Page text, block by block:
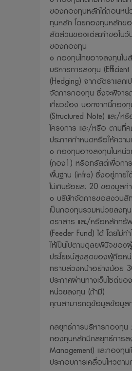
ของกองทุนหลักไถ่ถอนห
ทุนหลัก โดยกองทุนหลักข
สัดส่วนของแต่ละคำขอใน
ของกองทุน
o กองทุนไทยอาจลงทุนใ
บริหารการลงทุน
(Hedging) จากอัตราแลก
จัดการกองทุน ซึ่งจะพิจาร
เกี่ยวข้อง นอกจากนี้กอง
(Structured Note) และ/
โครงการ และ/หรือ ตาม
ประกาศกำหนดหรือให้ควา
o กองทุนอาจลงทุนในห
(กอง1) หรือทรัสต์เพื่อกา
พื้นฐาน (infra) ซึ่งอยู่ภาย
ไม่เกินร้อยละ 20 ของมูล
o บริษัทจัดการขอสงวนสิท
เป็นกองทุนรวมหน่วยลงทุ
ตราสาร และ/หรือหลักทรั
(Feeder Fund) ได้ โดยไม่
ให้เป็นไปตามดุลยพินิจขอ
ประโยชน์สูงสุดของผู้ถือห
ทราบล่วงหน้าอย่างน้อย
ประกาศผ่านทางเว็บไซต์
หน่วยลงทุน (ถ้ามี)
คุณสามารถดูข้อมูลข้อมูลก
กลยุทธ์การบริหารกองทุน :
กองทุนหลักมีกลยุทธ์การล
Management) และกองทุ
ประกอบการเคลื่อนไหวตา